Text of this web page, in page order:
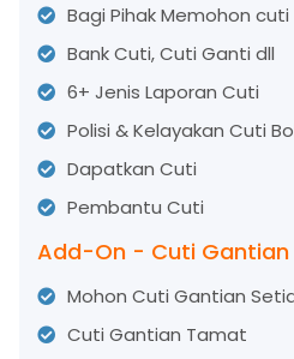
Bagi Pihak Memohon cuti
Bank Cuti, Cuti Ganti dll
6+ Jenis Laporan Cuti
Polisi & Kelayakan Cuti
Dapatkan Cuti
Pembantu Cuti
Add-On - Cuti Gantian
Mohon Cuti Gantian
Cuti Gantian Tamat